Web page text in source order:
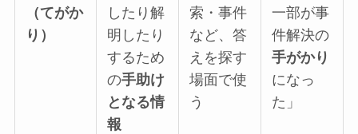
（てがか
り）
したり解
明したり
するため
の手助け
となる情
報
索・事件
など、答
えを探す
場面で使
う
一部が事
件解決の
手がかり
になっ
た」